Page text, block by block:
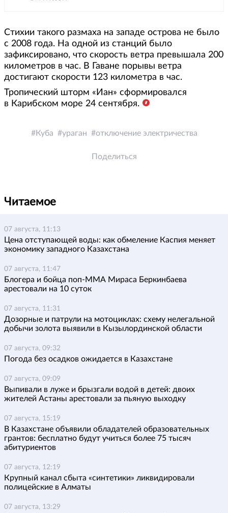
Стихии такого размаха на западе острова не было
с 2008 года. На одной из станций было
зафиксировано, что скорость ветра превышала 200
километров в час. В Гаване порывы ветра
достигают скорости 123 километра в час.
Тропический шторм «Иан» сформировался
в Карибском море 24 сентября.
Куба ураган отключение электричества
Поделиться
Читаемое
07 августа, 11:13
Цена отступающей воды: как обмеление Каспия меняет
экономику западного Казахстана
07 августа, 11:47
Блогера и бойца поп-ММА Мираса Беркинбаева
арестовали на 10 суток
07 августа, 11:31
Дозорные и патрули на мотоциклах: схему нелегальной
добычи золота выявили в Кызылординской области
07 августа, 09:32
Погода без осадков ожидается в Казахстане
07 августа, 09:09
Выпивали в луже и брызгали водой в детей: двоих
жителей Астаны арестовали за пьяную выходку
07 августа, 15:19
В Казахстане объявили обладателей образовательных
грантов: бесплатно будут учиться более 75 тысяч
абитуриентов
07 августа, 12:19
Крупный канал сбыта «синтетики» ликвидировали
полицейские в Алматы
07 августа, 13:29